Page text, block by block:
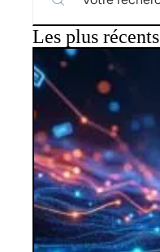
Les plus récents